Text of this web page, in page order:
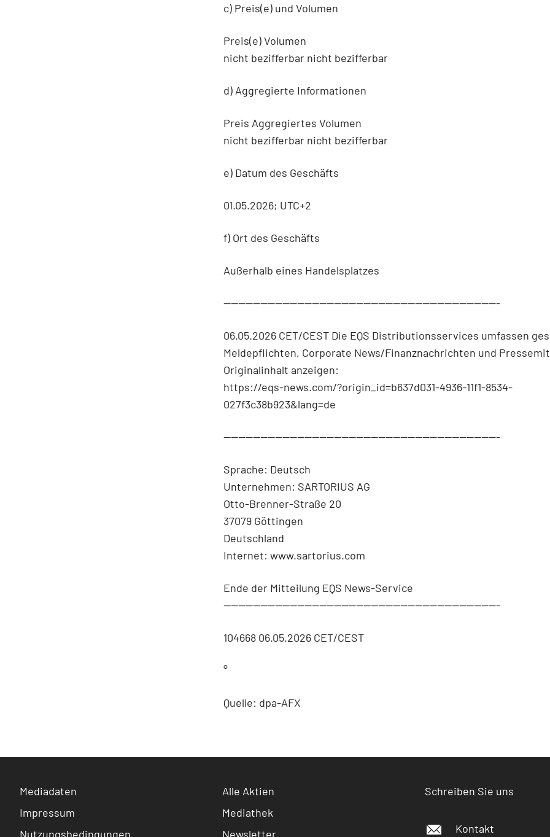
c) Preis(e) und Volumen
Preis(e) Volumen
nicht bezifferbar nicht bezifferbar
d) Aggregierte Informationen
Preis Aggregiertes Volumen
nicht bezifferbar nicht bezifferbar
e) Datum des Geschäfts
01.05.2026; UTC+2
f) Ort des Geschäfts
Außerhalb eines Handelsplatzes
---------------------------------------------------------------------------
06.05.2026 CET/CEST Die EQS Distributionsservices umfassen
Meldepflichten, Corporate News/Finanznachrichten und
Originalinhalt anzeigen:
https://eqs-news.com/?origin_id=b637d031-4936-11f1-8534-
027f3c38b923&lang=de
---------------------------------------------------------------------------
Sprache: Deutsch
Unternehmen: SARTORIUS AG
Otto-Brenner-Straße 20
37079 Göttingen
Deutschland
Internet: www.sartorius.com
Ende der Mitteilung EQS News-Service
---------------------------------------------------------------------------
104668 06.05.2026 CET/CEST
°
Quelle: dpa-AFX
Mediadaten
Impressum
Nutzungsbedingungen
Alle Aktien
Mediathek
Newsletter
Schreiben Sie uns
Kontakt